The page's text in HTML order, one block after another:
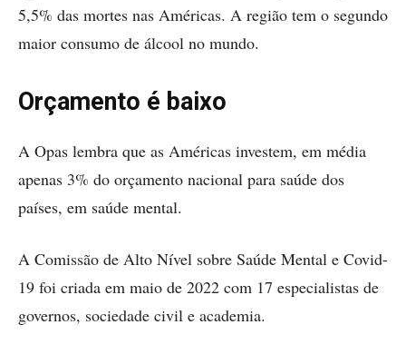
5,5% das mortes nas Américas. A região tem o segundo
maior consumo de álcool no mundo.
Orçamento é baixo
A Opas lembra que as Américas investem, em média
apenas 3% do orçamento nacional para saúde dos
países, em saúde mental.
A Comissão de Alto Nível sobre Saúde Mental e Covid-
19 foi criada em maio de 2022 com 17 especialistas de
governos, sociedade civil e academia.